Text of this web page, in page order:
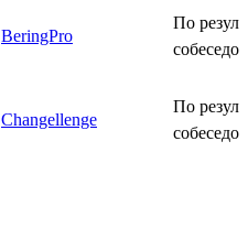
BeringPro
По
Changellenge
По